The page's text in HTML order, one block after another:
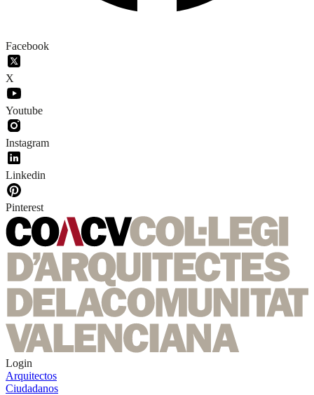
Facebook
X
Youtube
Instagram
Linkedin
Pinterest
Login
Arquitectos
Ciudadanos